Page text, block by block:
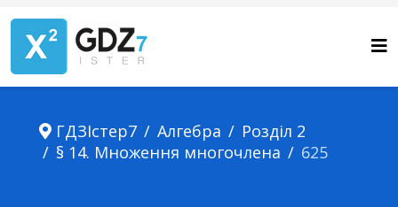
ГДЗІстер7 Алгебра
Розділ 2
§ 14. Множення многочлена
625